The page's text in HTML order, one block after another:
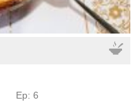
Ep: 6